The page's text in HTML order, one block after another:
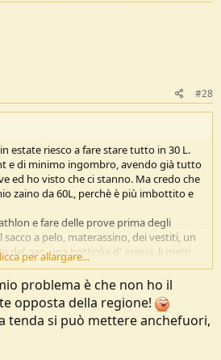
#28
estate riesco a fare stare tutto in 30 L.
e di minimo ingombro, avendo già tutto
ed ho visto che ci stanno. Ma credo che
zaino da 60L, perchè è più imbottito e
e fare delle prove prima degli
a pelo, materassino, dei vestiti, un
del gas, una bottiglia d' acqua, li metti
poi in uno da 50 L, 60L e vedi quanto
che la tenda stia dentro ad un 40 L.
in tenda è la tenda, il materassino, il
ma ti può rendere l' escursione più
per allargare...
problema è che non ho il
opposta della regione!
tenda si può mettere anchefuori,